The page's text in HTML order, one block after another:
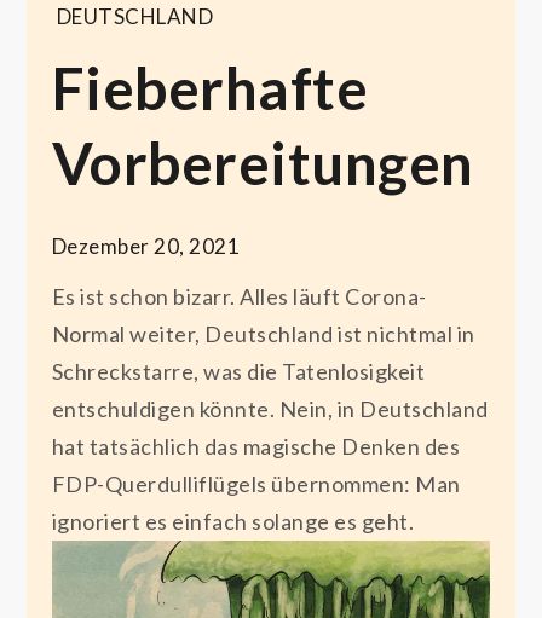
DEUTSCHLAND
Fieberhafte
Vorbereitungen
Dezember 20, 2021
Es ist schon bizarr. Alles läuft Corona-
Normal weiter, Deutschland ist nichtmal in
Schreckstarre, was die Tatenlosigkeit
entschuldigen könnte. Nein, in Deutschland
hat tatsächlich das magische Denken des
FDP-Querdulliflügels übernommen: Man
ignoriert es einfach solange es geht.